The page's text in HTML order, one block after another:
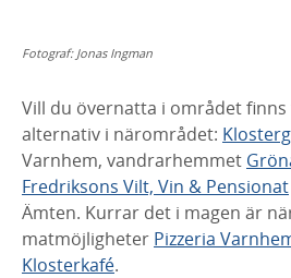
Fotograf: Jonas Ingman
Vill du övernatta i området
alternativ i närområdet:
Varnhem, vandrarhemmet
Fredriksons Vilt, Vin & Pensionat
Ämten. Kurrar det i magen är
matmöjligheter Pizzeria
Klosterkafé.